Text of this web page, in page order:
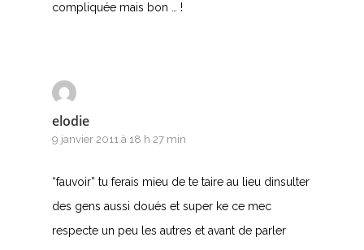
compliquée mais bon … !
elodie
9 janvier 2011 à 18 h 27 min
“fauvoir” tu ferais mieu de te taire au lieu dinsulter
des gens aussi doués et super ke ce mec
respecte un peu les autres et avant de parler